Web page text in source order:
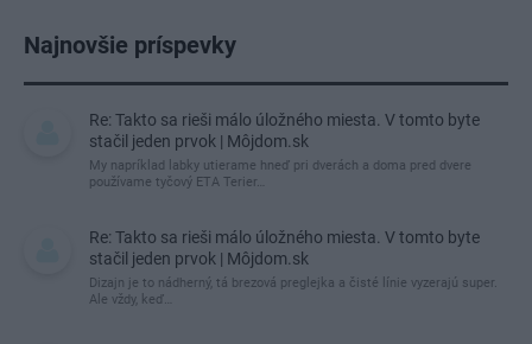
Najnovšie príspevky
Re: Takto sa rieši málo úložného miesta. V tomto byte
stačil jeden prvok | Môjdom.sk
My napríklad labky utierame hneď pri dverách a doma pred dvere
používame tyčový ETA Terier…
Re: Takto sa rieši málo úložného miesta. V tomto byte
stačil jeden prvok | Môjdom.sk
Dizajn je to nádherný, tá brezová preglejka a čisté línie vyzerajú super.
Ale vždy, keď…